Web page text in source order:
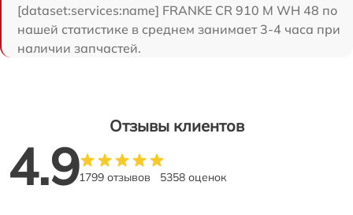
[dataset:services:name] FRANKE CR 910 M WH 48 по
нашей статистике в среднем занимает 3-4 часа при
наличии запчастей.
Отзывы клиентов
4.91799 отзывов 5358 оценок